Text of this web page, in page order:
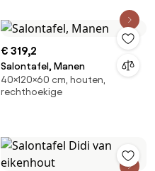
€ 319,2
Salontafel, Manen
40×120×60 cm, houten,
rechthoekige